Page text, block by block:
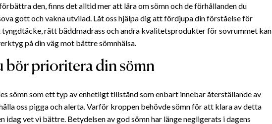
den, finns det alltid mer att lära om sömn och de förhållanden du
gott och vakna utvilad. Låt oss hjälpa dig att fördjupa din förståelse för
tyngdtäcke, rätt bäddmadrass och andra kvalitetsprodukter för sovrummet kan
på din väg mot bättre sömnhälsa.
bör prioritera din sömn
sömn som ett typ av enhetligt tillstånd som enbart innebar återställande av
oss pigga och alerta. Varför kroppen behövde sömn för att klara av detta
idag vet vi bättre. Betydelsen av god sömn har länge negligerats i dagens